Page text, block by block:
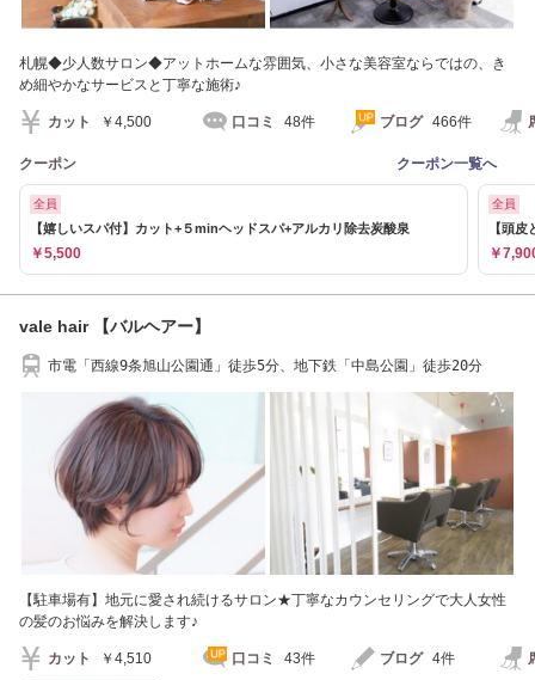
札幌◆少人数サロン◆アットホームな雰囲気、小さな美容室ならではの、き
め細やかなサービスと丁寧な施術♪
カット ￥4,500 口コミ 48件 ブログ 466件
クーポン クーポン一覧へ
全員
【嬉しいスパ付】カット+５minヘッドスパ+アルカリ除去炭酸泉
￥5,500
全員
【頭
￥
vale hair 【バルヘアー】
市電「西線9条旭山公園通」徒歩5分、地下鉄「中島公園」徒歩20分
【駐車場有】地元に愛され続けるサロン★丁寧なカウンセリングで大人女性
の髪のお悩みを解決します♪
カット ￥4,510 口コミ 43件 ブログ 4件